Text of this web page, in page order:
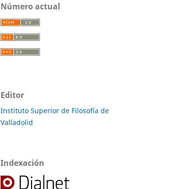
Número actual
Editor
Instituto Superior de Filosofía de
Valladolid
Indexación